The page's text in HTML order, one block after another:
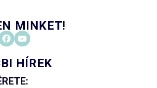
MINKET!
HÍREK